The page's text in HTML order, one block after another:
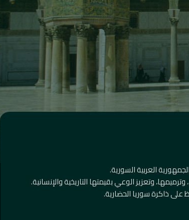
العربية السورية.
وتعزيز الوعي بقيمتها التاريخية والإنسانية.
على ذاكرة سوريا الحضارية.